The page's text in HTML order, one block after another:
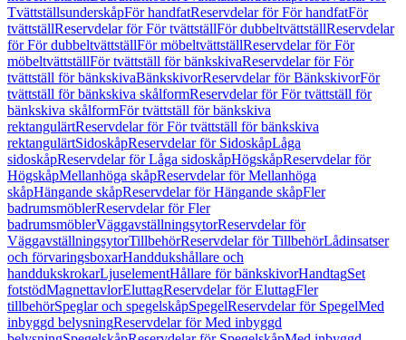
TvättställsunderskåpFör handfatReservdelar för För handfatFör
tvättställReservdelar för För tvättställFör dubbeltvättställReservdelar
för För dubbeltvättställFör möbeltvättställReservdelar för För
möbeltvättställFör tvättställ för bänkskivaReservdelar för För
tvättställ för bänkskivaBänkskivorReservdelar för BänkskivorFör
tvättställ för bänkskiva skålformReservdelar för För tvättställ för
bänkskiva skålformFör tvättställ för bänkskiva
rektangulärtReservdelar för För tvättställ för bänkskiva
rektangulärtSidoskåpReservdelar för SidoskåpLåga
sidoskåpReservdelar för Låga sidoskåpHögskåpReservdelar för
HögskåpMellanhöga skåpReservdelar för Mellanhöga
skåpHängande skåpReservdelar för Hängande skåpFler
badrumsmöblerReservdelar för Fler
badrumsmöblerVäggavställningsytorReservdelar för
VäggavställningsytorTillbehörReservdelar för TillbehörLådinsatser
och förvaringsboxarHanddukshållare och
handdukskrokarLjuselementHållare för bänkskivorHandtagSet
fotstödMagnettavlorEluttagReservdelar för EluttagFler
tillbehörSpeglar och spegelskåpSpegelReservdelar för SpegelMed
inbyggd belysningReservdelar för Med inbyggd